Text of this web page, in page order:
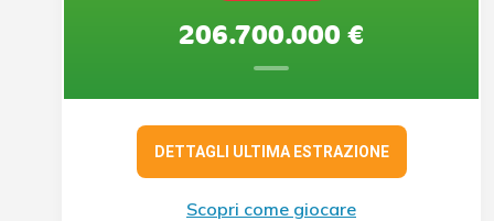
206.700.000 €
DETTAGLI ULTIMA ESTRAZIONE
Scopri come giocare